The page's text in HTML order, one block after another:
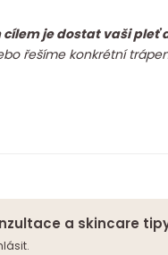
cílem je dostat vaši pleť
řešíme konkrétní
a skincare